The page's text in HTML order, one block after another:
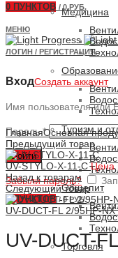
0 ПУНКТОВ / 0 РУБ.
МЕНЮ
ЛОГИН / РЕГИСТРАЦИЯ
ВходСоздать аккаунт
Имя пользователя или
Пароль*
Войти
Забыли пароль?
0ПУНКТОВ / 0 РУБ.
Медицина
Туризм и
Общепит
Торговля
ГлавнаяОсновная
Предыдущий товар
UV-STYLO-X-11-CЦена
Назад к товарам
Следующий товар
UV-DUCT-FL 2/95HP-NX
UV-DUCT-